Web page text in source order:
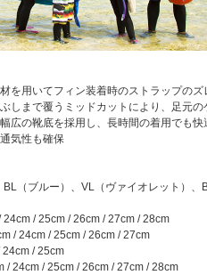
を用いてフィン装着時のストラップのズ
しまで覆うミッドカットにより、足元の
広の靴底を採用し、長時間の着用でも快
気性も確保
（ブルー）、VL（ヴァイオレット）、
/ 25cm / 26cm / 27cm / 28cm
25cm / 26cm / 27cm
/ 25cm
25cm / 26cm / 27cm / 28cm